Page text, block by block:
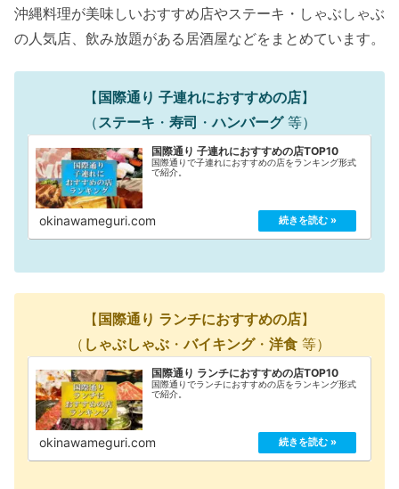
沖縄料理が美味しいおすすめ店やステーキ・しゃぶしゃぶ
の人気店、飲み放題がある居酒屋などをまとめています。
【国際通り 子連れにおすすめの店】
（ ステーキ ・ 寿司 ・ハンバーグ等）
国際通り 子連れにおすすめの店TOP10
国際通りで子連れにおすすめの店をランキング形式
で紹介。
okinawameguri.com
【国際通り ランチにおすすめの店】
（ しゃぶしゃぶ・バイキング・ 洋食等）
国際通り ランチにおすすめの店TOP10
国際通りでランチにおすすめの店をランキング形式
で紹介。
okinawameguri.com